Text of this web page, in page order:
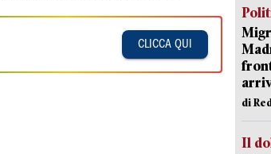
CLICCA QUI
di
Il